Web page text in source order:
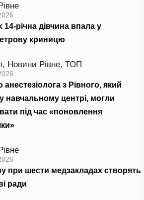
річна дівчина впала у
криницю
, Новини Рівне, ТОП
анестезіолога з Рівного, який
навчальному центрі, могли
під час «поновлення
при шести медзакладах створять
ради